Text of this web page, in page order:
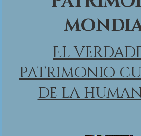
E​l
patrimonio
de la